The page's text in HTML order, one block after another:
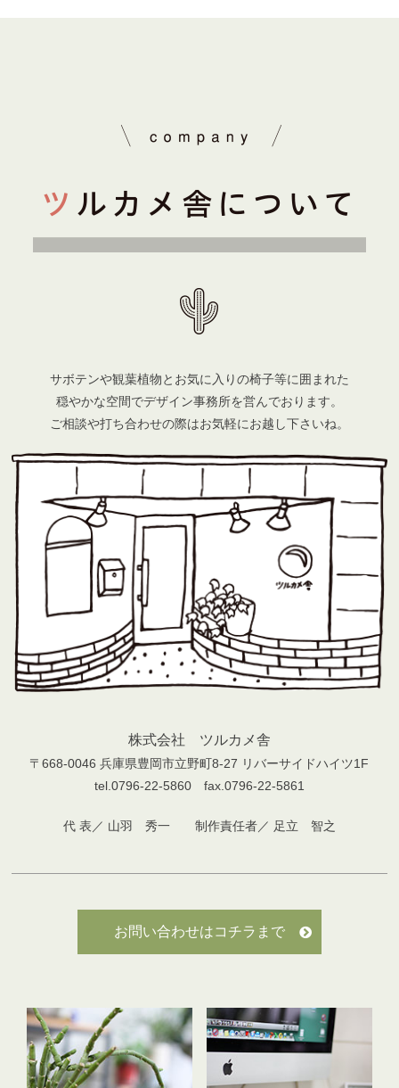
サボテンや観葉植物とお気に入りの椅子等に囲まれた
穏やかな空間でデザイン事務所を営んでおります。
ご相談や打ち合わせの際はお気軽にお越し下さいね。
株式会社 ツルカメ舎
〒668-0046 兵庫県豊岡市立野町8-27 リバーサイドハイツ1F
tel.0796-22-5860 fax.0796-22-5861
代 表／ 山羽 秀一 制作責任者／ 足立 智之
お問い合わせはコチラまで